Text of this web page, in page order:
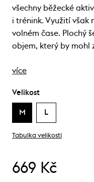
všechny běžecké
i trénink. Využití však
volném čase. Plochý
objem, který by mohl
více
Velikost
M L
Tabulka velikostí
669 Kč